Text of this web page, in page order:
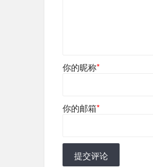
你的昵称*
你的邮箱*
提交评论